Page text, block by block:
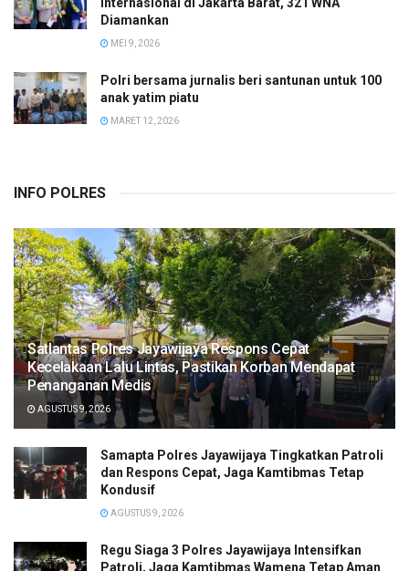
Diamankan
MEI 9, 2026
Polri bersama jurnalis beri santunan untuk 100
anak yatim piatu
MARET 12, 2026
INFO POLRES
Satlantas Polres Jayawijaya Respons Cepat
Kecelakaan Lalu Lintas, Pastikan Korban Mendapat
Penanganan Medis
AGUSTUS 9, 2026
Samapta Polres Jayawijaya Tingkatkan Patroli
dan Respons Cepat, Jaga Kamtibmas Tetap
Kondusif
AGUSTUS 9, 2026
Regu Siaga 3 Polres Jayawijaya Intensifkan
Patroli, Jaga Kamtibmas Wamena Tetap Aman